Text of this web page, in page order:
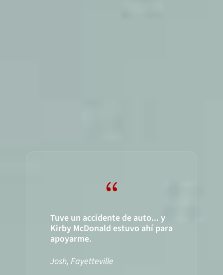
{
Tuve un accidente de auto... y
Kirby McDonald estuvo ahí para
apoyarme.
Josh, Fayetteville